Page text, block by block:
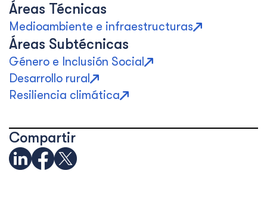
Áreas Técnicas
Medioambiente e infraestructuras
Áreas Subtécnicas
Género e Inclusión Social
Desarrollo rural
Resiliencia climática
Compartir